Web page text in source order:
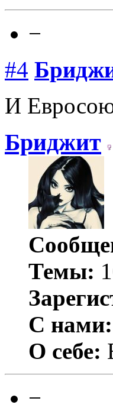
−
#4
И
Бриджит
Темы:
С нами:
О себе:
−